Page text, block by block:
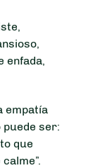
enfada,
empatía
puede ser:
que